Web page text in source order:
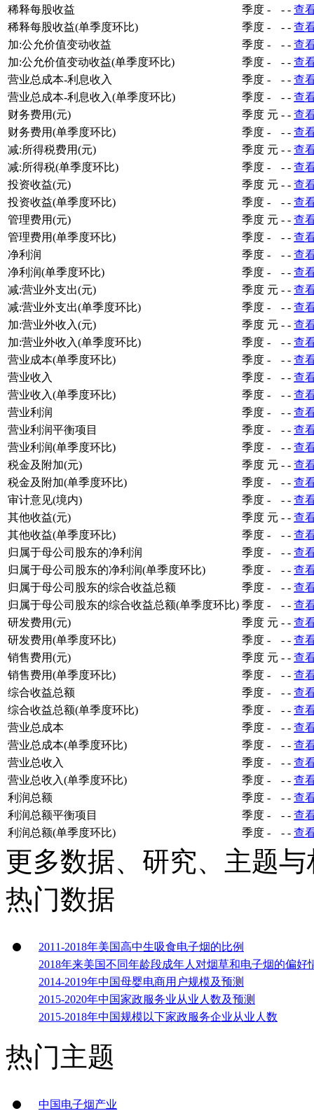
稀释每股收益 季度 - - - 查
稀释每股收益(单季度环比)
季度 - - - 查
加:公允价值变动收益
季度 - - - 查
加:公允价值变动收益(单季度环比)
季度 - - - 查
营业总成本-利息收入
季度 - - - 查
营业总成本-利息收入(单季度环比)
季度 - - - 查
财务费用(元)
季度 元 - - 查
财务费用(单季度环比)
季度 - - - 查
减:所得税费用(元)
季度 元 - - 查
减:所得税(单季度环比)
季度 - - - 查
投资收益(元)
季度 元 - - 查
投资收益(单季度环比)
季度 - - - 查
管理费用(元)
季度 元 - - 查
管理费用(单季度环比)
季度 - - - 查
净利润
季度 - - - 查
净利润(单季度环比)
季度 - - - 查
减:营业外支出(元)
季度 元 - - 查
减:营业外支出(单季度环比)
季度 - - - 查
加:营业外收入(元)
季度 元 - - 查
加:营业外收入(单季度环比)
季度 - - - 查
营业成本(单季度环比)
季度 - - - 查
营业收入
季度 - - - 查
营业收入(单季度环比)
季度 - - - 查
营业利润
季度 - - - 查
营业利润平衡项目
季度 - - - 查
营业利润(单季度环比)
季度 - - - 查
税金及附加(元)
季度 元 - - 查
税金及附加(单季度环比)
季度 - - - 查
审计意见(境内)
季度 - - - 查
其他收益(元)
季度 元 - - 查
其他收益(单季度环比)
季度 - - - 查
归属于母公司股东的净利润
季度 - - - 查
归属于母公司股东的净利润(单季度环比)
季度 - - - 查
归属于母公司股东的综合收益总额
季度 - - - 查
归属于母公司股东的综合收益总额(单季度环比) 季度 - - - 查
研发费用(元)
季度 元 - - 查
研发费用(单季度环比)
季度 - - - 查
销售费用(元)
季度 元 - - 查
销售费用(单季度环比)
季度 - - - 查
综合收益总额
季度 - - - 查
综合收益总额(单季度环比)
季度 - - - 查
营业总成本
季度 - - - 查
营业总成本(单季度环比)
季度 - - - 查
营业总收入
季度 - - - 查
营业总收入(单季度环比)
季度 - - - 查
利润总额
季度 - - - 查
利润总额平衡项目
季度 - - - 查
利润总额(单季度环比)
季度 - - - 查
更多数据、研究、主题
热门数据
2011-2018年美国高中生吸食电子烟的比例
2018年来美国不同年龄段成年人对烟草和电子烟的偏好
2014-2019年中国母婴电商用户规模及预测
2015-2020年中国家政服务业从业人数及预测
2015-2018年中国规模以下家政服务企业从业人数
热门主题
中国电子烟产业